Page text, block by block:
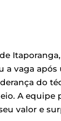
a vaga
do
A equipe
valor e